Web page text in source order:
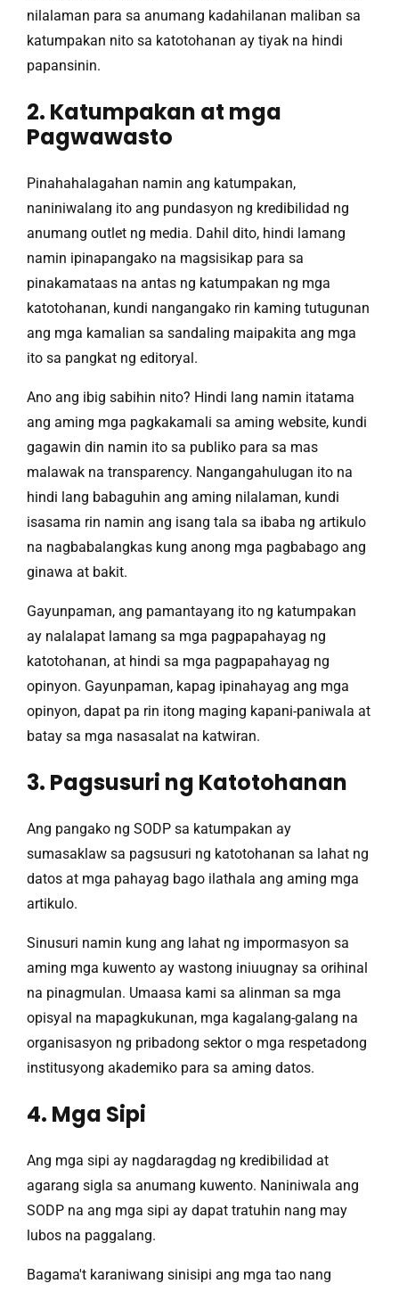
nilalaman para sa anumang kadahilanan maliban sa
katumpakan nito sa katotohanan ay tiyak na hindi
papansinin.
2. Katumpakan at mga
Pagwawasto
Pinahahalagahan namin ang katumpakan,
naniniwalang ito ang pundasyon ng kredibilidad ng
anumang outlet ng media. Dahil dito, hindi lamang
namin ipinapangako na magsisikap para sa
pinakamataas na antas ng katumpakan ng mga
katotohanan, kundi nangangako rin kaming tutugunan
ang mga kamalian sa sandaling maipakita ang mga
ito sa pangkat ng editoryal.
Ano ang ibig sabihin nito? Hindi lang namin itatama
ang aming mga pagkakamali sa aming website, kundi
gagawin din namin ito sa publiko para sa mas
malawak na transparency. Nangangahulugan ito na
hindi lang babaguhin ang aming nilalaman, kundi
isasama rin namin ang isang tala sa ibaba ng artikulo
na nagbabalangkas kung anong mga pagbabago ang
ginawa at bakit.
Gayunpaman, ang pamantayang ito ng katumpakan
ay nalalapat lamang sa mga pagpapahayag ng
katotohanan, at hindi sa mga pagpapahayag ng
opinyon. Gayunpaman, kapag ipinahayag ang mga
opinyon, dapat pa rin itong maging kapani-paniwala at
batay sa mga nasasalat na katwiran.
3. Pagsusuri ng Katotohanan
Ang pangako ng SODP sa katumpakan ay
sumasaklaw sa pagsusuri ng katotohanan sa lahat ng
datos at mga pahayag bago ilathala ang aming mga
artikulo.
Sinusuri namin kung ang lahat ng impormasyon sa
aming mga kuwento ay wastong iniuugnay sa orihinal
na pinagmulan. Umaasa kami sa alinman sa mga
opisyal na mapagkukunan, mga kagalang-galang na
organisasyon ng pribadong sektor o mga respetadong
institusyong akademiko para sa aming datos.
4. Mga Sipi
Ang mga sipi ay nagdaragdag ng kredibilidad at
agarang sigla sa anumang kuwento. Naniniwala ang
SODP na ang mga sipi ay dapat tratuhin nang may
lubos na paggalang.
Bagama't karaniwang sinisipi ang mga tao nang